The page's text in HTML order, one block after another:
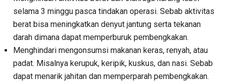
selama 3 minggu pasca tindakan operasi. Sebab aktivitas
berat bisa meningkatkan denyut jantung serta tekanan
darah dimana dapat memperburuk pembengkakan.
Menghindari mengonsumsi makanan keras, renyah, atau
padat. Misalnya kerupuk, keripik, kuskus, dan nasi. Sebab
dapat menarik jahitan dan memperparah pembengkakan.